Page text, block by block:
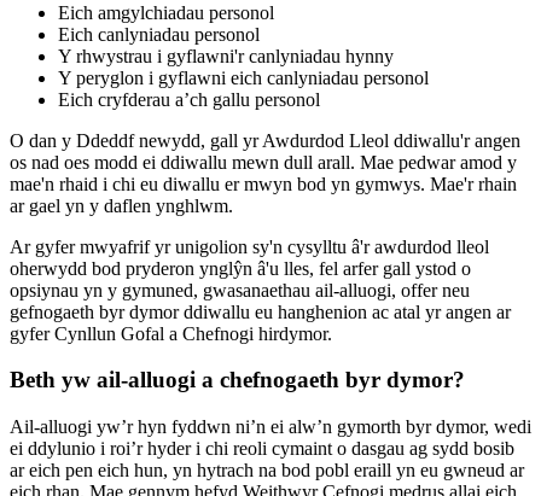
Eich amgylchiadau personol
Eich canlyniadau personol
Y rhwystrau i gyflawni'r canlyniadau hynny
Y peryglon i gyflawni eich canlyniadau personol
Eich cryfderau a’ch gallu personol
O dan y Ddeddf newydd, gall yr Awdurdod Lleol ddiwallu'r angen
os nad oes modd ei ddiwallu mewn dull arall. Mae pedwar amod y
mae'n rhaid i chi eu diwallu er mwyn bod yn gymwys. Mae'r rhain
ar gael yn y daflen ynghlwm.
Ar gyfer mwyafrif yr unigolion sy'n cysylltu â'r awdurdod lleol
oherwydd bod pryderon ynglŷn â'u lles, fel arfer gall ystod o
opsiynau yn y gymuned, gwasanaethau ail-alluogi, offer neu
gefnogaeth byr dymor ddiwallu eu hanghenion ac atal yr angen ar
gyfer Cynllun Gofal a Chefnogi hirdymor.
Beth yw ail-alluogi a chefnogaeth byr dymor?
Ail-alluogi yw’r hyn fyddwn ni’n ei alw’n gymorth byr dymor, wedi
ei ddylunio i roi’r hyder i chi reoli cymaint o dasgau ag sydd bosib
ar eich pen eich hun, yn hytrach na bod pobl eraill yn eu gwneud ar
eich rhan. Mae gennym hefyd Weithwyr Cefnogi medrus allai eich